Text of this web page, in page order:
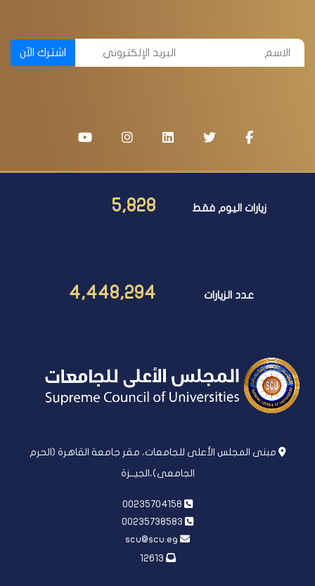
اشترك الآن
زيارات اليوم فقط 5,828
عدد الزيارات 4,448,294
مبنى المجلس الأعلى للجامعات، مقر جامعة القاهرة (الحرم
الجامعى)،الجيــزة